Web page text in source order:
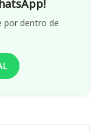
por dentro de